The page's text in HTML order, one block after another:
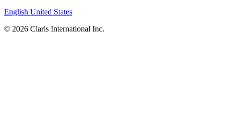
English United States
© 2026 Claris International Inc.